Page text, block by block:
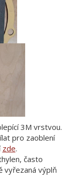
3M vrstvou.
pro zaoblení
zde.
často
vyřezaná výplň